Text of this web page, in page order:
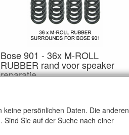
Bose 901 - 36x M-ROLL
RUBBER rand voor speaker
reparatie.
€ 215.28 € 159.98
persönlichen Daten. Die anderen
Sie auf der Suche nach einer